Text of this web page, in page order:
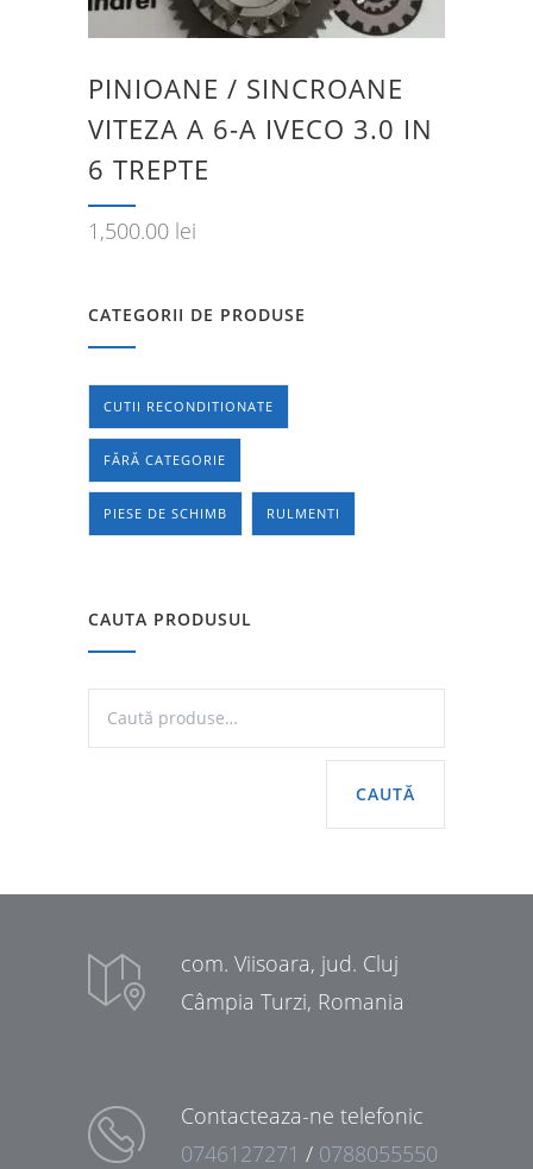
PINIOANE / SINCROANE
VITEZA A 6-A IVECO 3.0 IN
6 TREPTE
1,500.00 lei
CATEGORII DE PRODUSE
CUTII RECONDITIONATE
FĂRĂ CATEGORIE
PIESE DE SCHIMB RULMENTI
CAUTA PRODUSUL
CAUTĂ
com. Viisoara, jud. Cluj
Câmpia Turzi, Romania
Contacteaza-ne telefonic
0746127271 / 0788055550